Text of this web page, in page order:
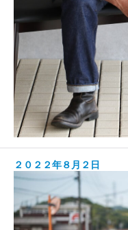
２０２２年８月２日